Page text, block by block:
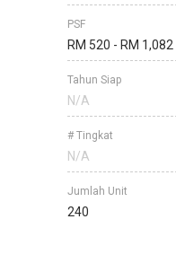
PSF
RM 520 - RM 1,082
Tahun Siap
N/A
# Tingkat
N/A
Jumlah Unit
240